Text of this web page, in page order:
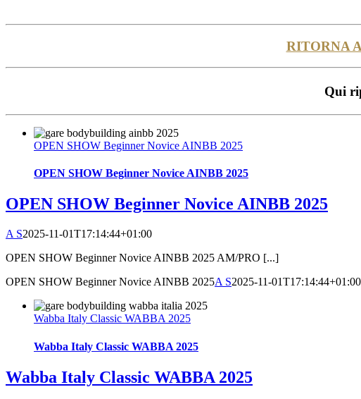
RITORNA
Qui
OPEN SHOW Beginner Novice AINBB 2025
OPEN SHOW Beginner Novice AINBB 2025
OPEN SHOW Beginner Novice AINBB 2025
A S2025-11-01T17:14:44+01:00
OPEN SHOW Beginner Novice AINBB 2025 AM/PRO [...]
OPEN SHOW Beginner Novice AINBB 2025A S2025-11-01T17:14:44+01:00
Wabba Italy Classic WABBA 2025
Wabba Italy Classic WABBA 2025
Wabba Italy Classic WABBA 2025